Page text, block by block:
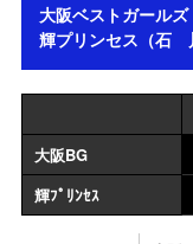
大阪ベストガール
輝プリンセス（石
大阪BG
輝ﾌﾟﾘﾝｾｽ